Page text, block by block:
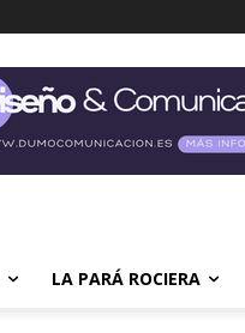
LA PARÁ ROCIERA